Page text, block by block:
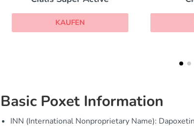
KAUFEN
Basic Poxet Information
INN (International Nonproprietary Name):